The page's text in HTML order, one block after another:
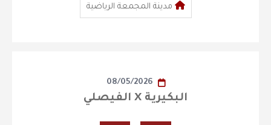
مدينة المجمعة الرياضية
08/05/2026
البكيرية X الفيصلي